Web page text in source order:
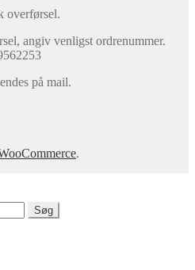
overførsel.
angiv venligst ordrenummer.
på mail.
.
Søg